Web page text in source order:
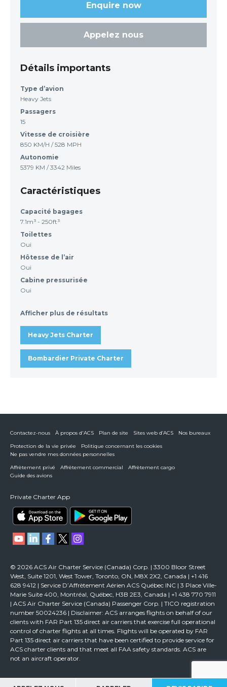
Enquire now
Appelez nous
Détails importants
Type d’avion
Heavy Jets
Passagers
15
Vitesse de croisière
850 KM/H / 528 MPH
Autonomie
5379 KM / 3342 Miles
Caractéristiques
Capacité bagages
7.1m³ - 250ft³
Toilettes
Oui
Hôtesse de l’air
Oui
Cabine pressurisée
Oui
Afficher plus de résultats
Heavy Jets Charter
Bombardier Private Charter
Contactez-nous À propos d'ACS Plan de site Sites web d’ACS
Nos bureaux
Protection de la vie privée
Politique concernant les cookies
Ne pas vendre mes données personnelles
Affrètement privé
Affrètement commercial
Affrètement cargo
Guide des avions
Private Charter App
© 2026 ACS Air Charter Service (Canada) Corp. | 3300 Bloor Street
West, Suite 1201, West Tower, Toronto, ON, M8X 2X2, Canada | +1 416
628 9412 | Service D’Affrètement Aérien ACS Québec INC | 3 Place Ville-
Marie Suite 400, Montréal, Québec, H3B 2E3, Canada | +1 438 770 7911
| ACS Air Charter Service (Canada) Passenger Corp. | TICO registration
number 50024236 | Disclaimer: ACS arranges flights on behalf of our
clients with FAR Part 135 direct air carriers that exercise full operational
control of charter flights at all times. Flights will be operated by FAR
Part 135 direct air carriers that have been certified to provide service for
ACS charter clients and that meet all FAA safety standards. ACS are
not an aircraft operator.